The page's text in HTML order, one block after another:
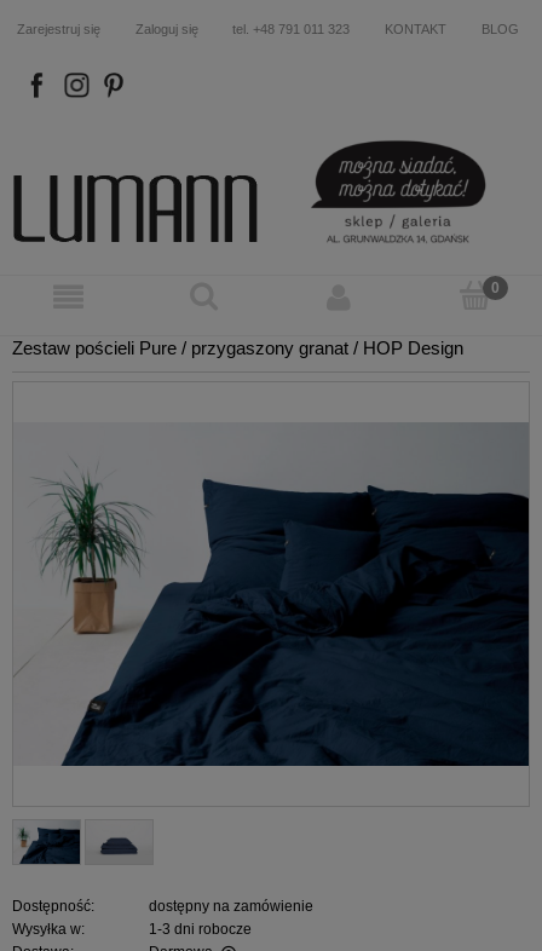
Zarejestruj się Zaloguj się tel. +48 791 011 323 KONTAKT BLOG
FB IN P
Zestaw pościeli Pure / przygaszony granat / HOP Design
Dostępność:
dostępny na zamówienie
Wysyłka w:
1-3 dni robocze